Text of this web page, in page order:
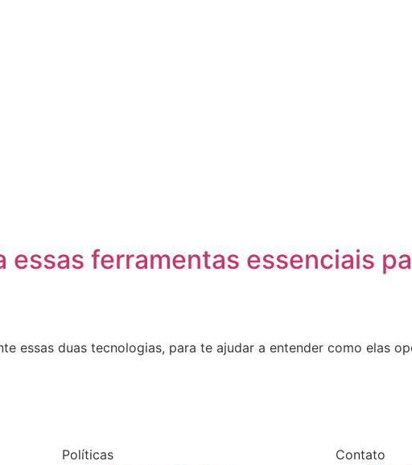
essas ferramentas essenciais
essas duas tecnologias, para te ajudar a entender como elas
Políticas
Contato